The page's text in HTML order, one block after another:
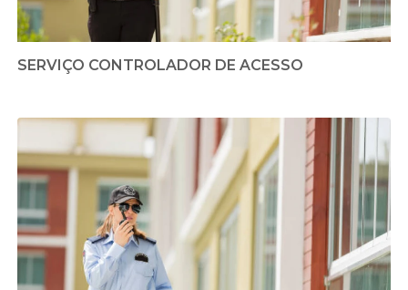
SERVIÇO CONTROLADOR DE ACESSO